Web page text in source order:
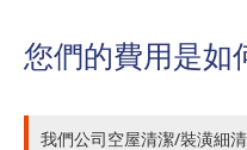
您們的費用是如
我們公司空屋清潔/裝潢細